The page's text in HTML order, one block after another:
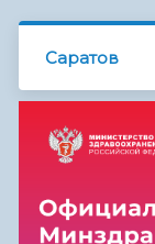
Саратов